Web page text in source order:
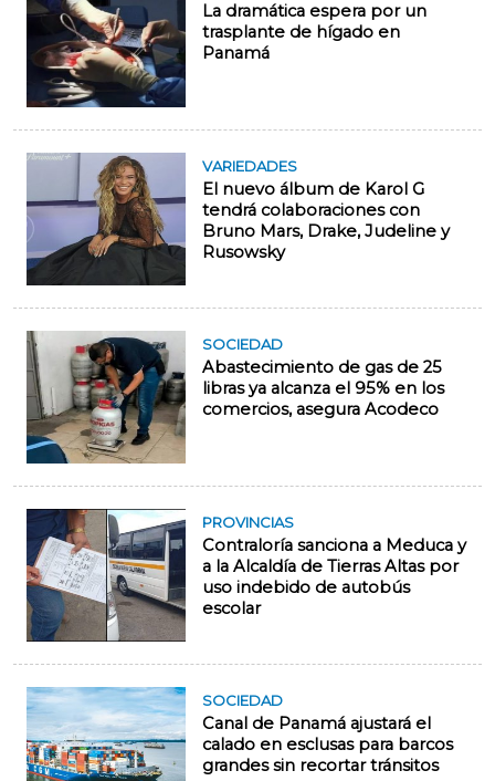
La dramática espera por un
trasplante de hígado en
Panamá
VARIEDADES
El nuevo álbum de Karol G
tendrá colaboraciones con
Bruno Mars, Drake, Judeline y
Rusowsky
SOCIEDAD
Abastecimiento de gas de 25
libras ya alcanza el 95% en los
comercios, asegura Acodeco
PROVINCIAS
Contraloría sanciona a Meduca y
a la Alcaldía de Tierras Altas por
uso indebido de autobús
escolar
SOCIEDAD
Canal de Panamá ajustará el
calado en esclusas para barcos
grandes sin recortar tránsitos